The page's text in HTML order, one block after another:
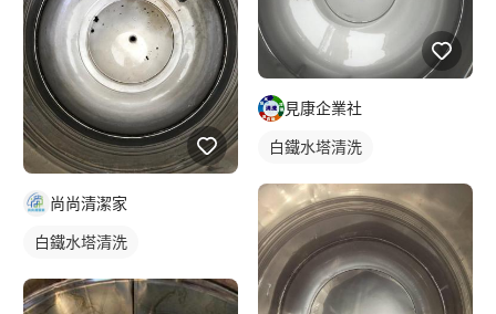
尚尚清潔家
白鐵水塔清洗
見康企業社
白鐵水塔清洗